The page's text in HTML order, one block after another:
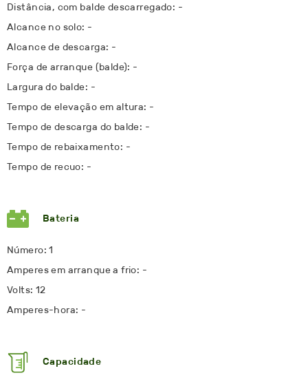
Distância, com balde descarregado: -
Alcance no solo: -
Alcance de descarga: -
Força de arranque (balde): -
Largura do balde: -
Tempo de elevação em altura: -
Tempo de descarga do balde: -
Tempo de rebaixamento: -
Tempo de recuo: -
Bateria
Número: 1
Amperes em arranque a frio: -
Volts: 12
Amperes-hora: -
Capacidade